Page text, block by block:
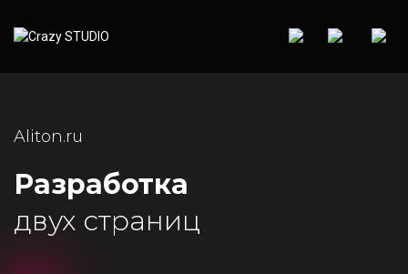
Aliton.ru
Разработка
двух страниц